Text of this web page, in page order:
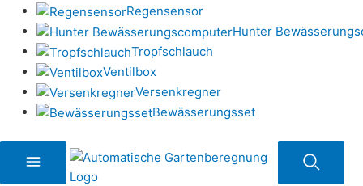
Regensensor
Hunter
Tropfschlauch
Ventilbox
Versenkregner
Bewässerungsset